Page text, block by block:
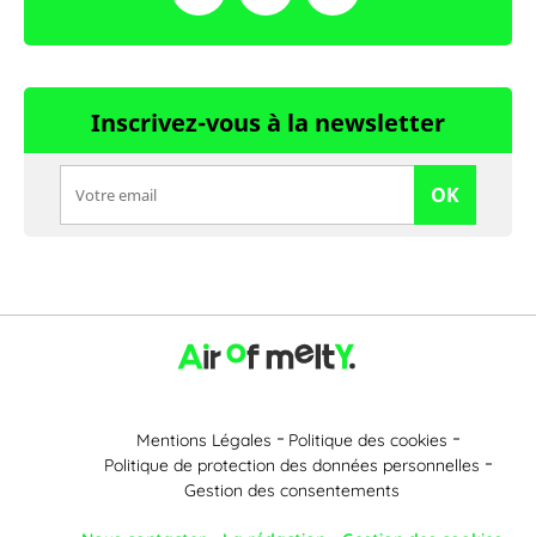
Inscrivez-vous à la newsletter
OK
Mentions Légales
Politique des cookies
Politique de protection des données personnelles
Gestion des consentements